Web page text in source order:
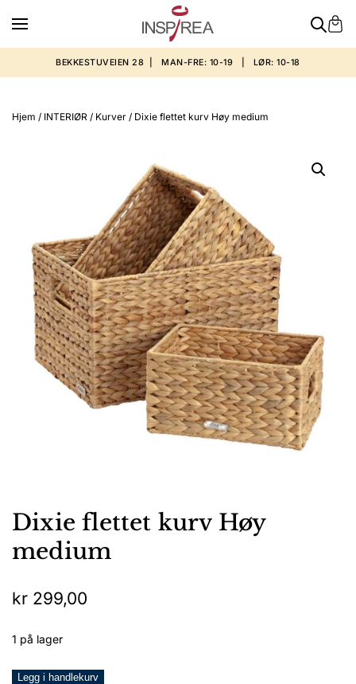
BEKKESTUVEIEN 28 | MAN-FRE: 10-19 | LØR: 10-18
Hjem / INTERIØR / Kurver / Dixie flettet kurv Høy medium
Dixie flettet kurv Høy
medium
kr 299,00
1 på lager
Dixie
Legg i handlekurv